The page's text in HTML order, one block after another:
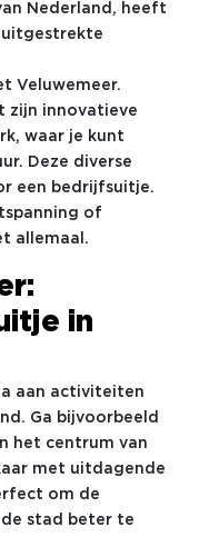
Nederland, heeft
uitgestrekte
Veluwemeer.
zijn innovatieve
waar je kunt
Deze diverse
een bedrijfsuitje.
of
allemaal.
in
aan activiteiten
Ga bijvoorbeeld
het centrum van
met uitdagende
om de
stad beter te